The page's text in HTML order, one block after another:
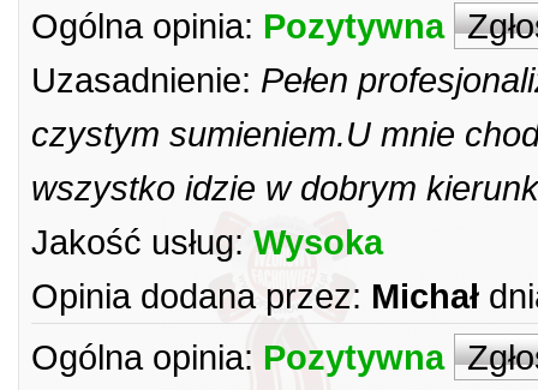
Ogólna opinia: Pozytywna
Uzasadnienie: Pełen
czystym sumieniem.U mnie
wszystko idzie w dobrym
Jakość usług: Wysoka
Opinia dodana przez: Michał
Ogólna opinia: Pozytywna